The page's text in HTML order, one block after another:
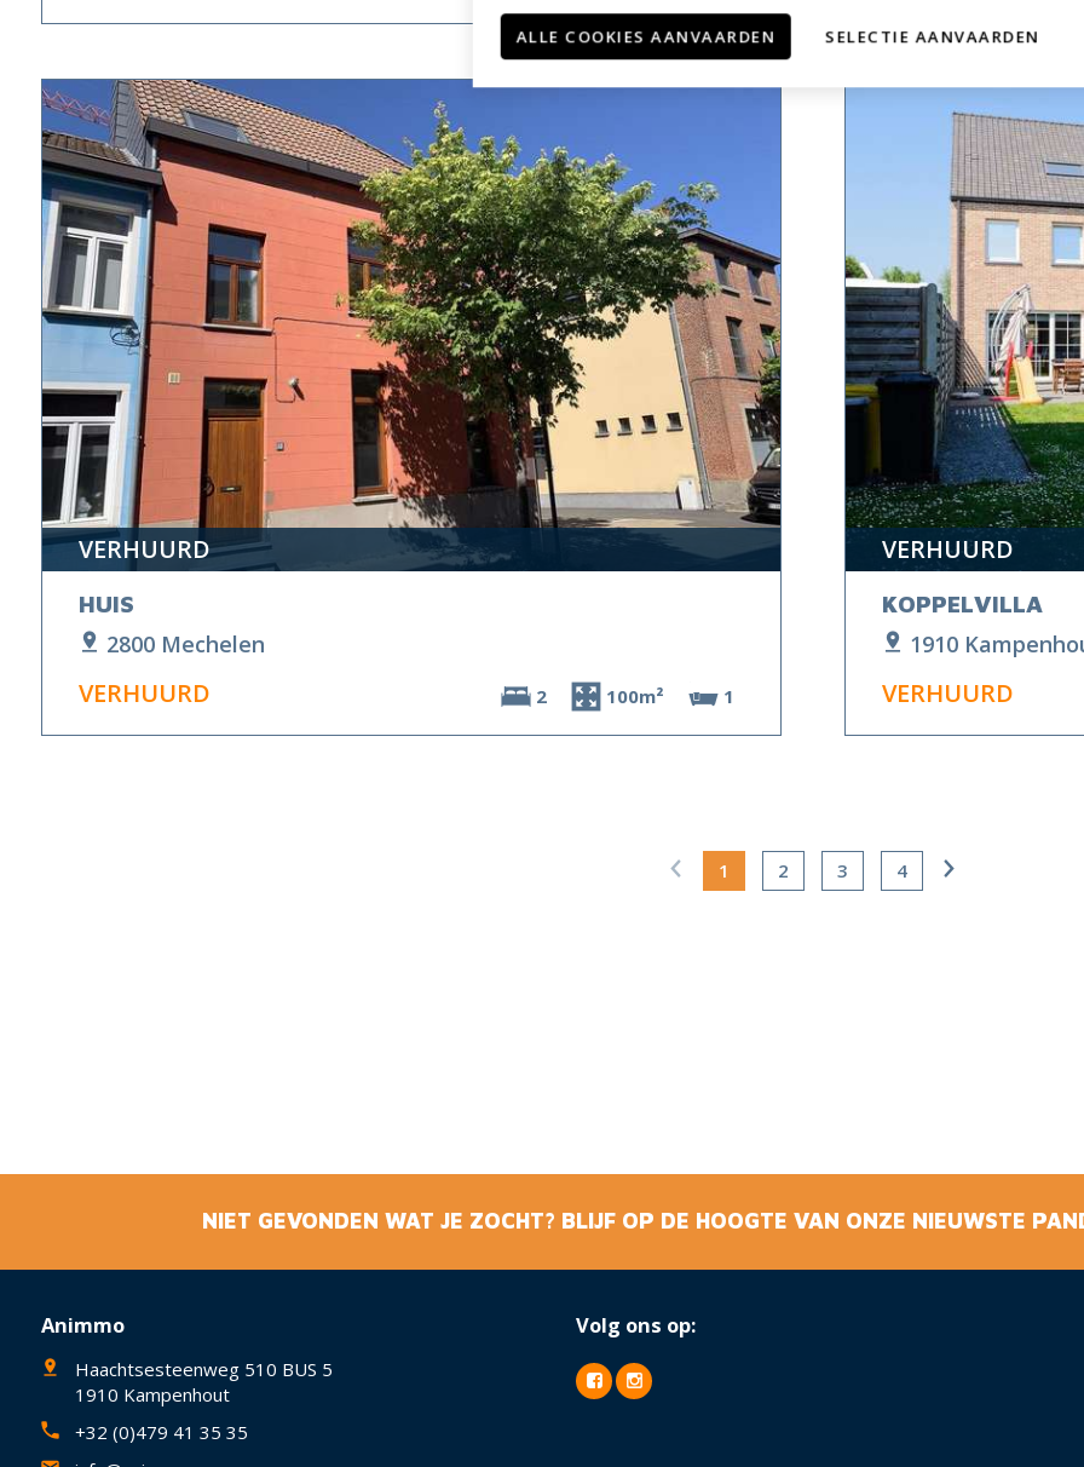
VERHUURD
HUIS
2800 Mechelen
VERHUURD 2 100m² 1
VERHUURD
KOPPELVILLA
1910
VERHUURD
1 2 3 4
NIET GEVONDEN WAT JE ZOCHT? BLIJF OP DE HOOGTE VAN ONZE NIEUWSTE
Animmo
Haachtsesteenweg 510 BUS 5
1910 Kampenhout
+32 (0)479 41 35 35
Volg ons op:
ALLE COOKIES AANVAARDEN SELECTIE AANVAARDEN